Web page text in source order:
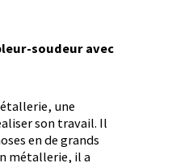
soudeur avec
une
son travail. Il
en de grands
métallerie, il a